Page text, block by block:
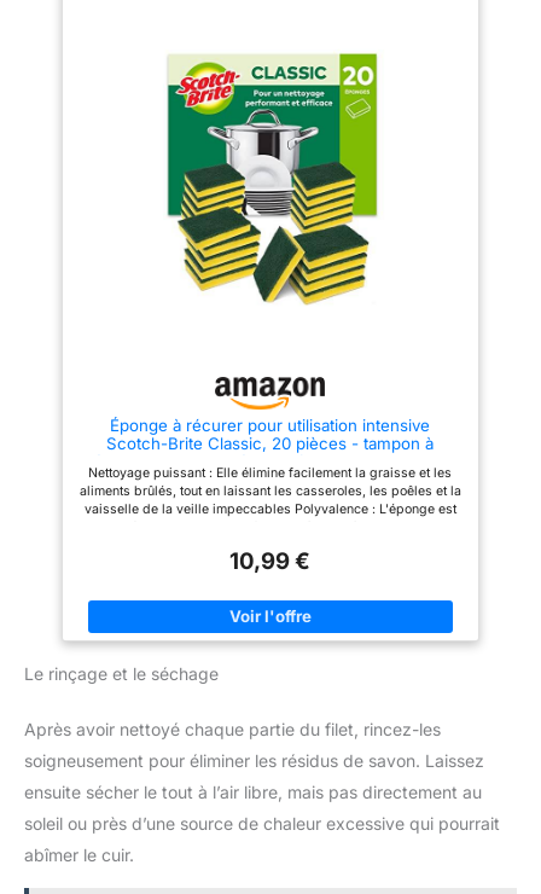
FACILE – L’éponge lavable en
machine ou au lave-vaisselle
jusqu’à 40 °C, ce qui permet de
maintenir une propreté optimale
et de prolonger la durée
d’utilisation dans les tâches
ménagères COMPOSITION
D’ORIGINE VÉGÉTALE – La
partie éponge en cellulose
issue de coton, de pulpe de
bois et de lin, ce qui garantit
une absorption efficace et une
utilisation adaptée aux besoins
délicates, idéale pour les foyers
recherchant une solution
pratique pour le nettoyage
NATURELLE – La partie éponge
composée de coton, de pâte de
bois et de lin offre une
excellente capacité
d’absorption pour essuyer les
en un seul passage ENTRETIEN
FACILE – Lavables en machine
ou au lave-vaisselle à 40 °C
pour une hygiène simplifiée,
ces éponges sont adaptées aux
routines de nettoyage régulières
dans la cuisine ou la buanderie
ERGONOMIE OPTIMISÉE – Le
ustensiles et des surfaces du
Éponge à récurer pour utilisation intensive
Scotch-Brite Classic, 20 pièces - tampon à
et les aliments brûlés
Nettoyage puissant : Elle élimine facilement la graisse et les
aliments brûlés, tout en laissant les casseroles, les poêles et la
vaisselle de la veille impeccables Polyvalence : L'éponge est
rayer les surfaces délicates, elle ne doit pas être utilisée sur
fragiles. Pour ces derniers, nous recommandons l'éponge à
récurer Scotch-Brite Delicate. Une boîte contient 20 éponges.
Pour le respect de l'environnement, les éponges sont fournies
10,99 €
Le rinçage et le séchage
Après avoir nettoyé chaque partie du filet, rincez-les
soigneusement pour éliminer les résidus de savon. Laissez
ensuite sécher le tout à l’air libre, mais pas directement au
soleil ou près d’une source de chaleur excessive qui pourrait
abîmer le cuir.